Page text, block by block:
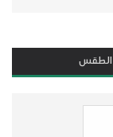
الطقس